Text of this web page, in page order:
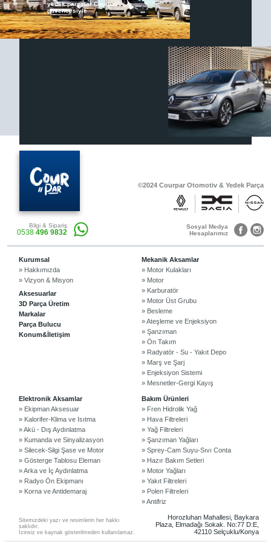
Otomobil, Suv, arazi ve ticari araçlar için
gerekli sarf malzemeler Courpar’da
3D baskı teknolojisiyle üretiyor,
müşterilerimize çözüm sunuyoruz.
©2024 Courpar Otomotiv & Yedek Parça
Renault & Dacia Araçlarınızda
Yedek Parça Çözümleri için
En Güvenilir Destek Noktası
yedek parçalar Courpar
güvencesiyle
©2024 Courpar Otomotiv & Yedek Parça
Bilgi & Sipariş
0538 496 9832
Sosyal Medya
Hesaplarımız
Sitemizdeki yazı ve resimlerin her hakkı
saklıdır.
İzinsiz ve kaynak gösterilmeden kullanılamaz.
Horozluhan Mahallesi, Baykara
Plaza, Elmadağı Sokak. No:77 D:E,
42110 Selçuklu/Konya
Kurumsal
» Hakkımızda
» Vizyon & Misyon
Aksesuarlar
3D Parça Üretim
Markalar
Parça Bulucu
Konum&İletişim
Mekanik Aksamlar
» Motor Kulakları
» Motor
» Karburatör
» Motor Üst Grubu
» Besleme
» Ateşleme ve Enjeksiyon
» Şanzıman
» Ön Takım
» Radyatör - Su - Yakıt Depo
» Marş ve Şarj
» Enjeksiyon Sistemi
» Mesnetler-Gergi Kayış
Elektronik Aksamlar
» Ekipman Aksesuar
» Kalorifer-Klima ve Isıtma
» Akü - Dış Aydınlatma
» Kumanda ve Sinyalizasyon
» Silecek-Silgi Şase ve Motor
» Gösterge Tablosu Eleman
» Arka ve İç Aydınlatma
» Radyo Ön Ekipmanı
» Korna ve Antidemaraj
Bakım Ürünleri
» Fren Hidrolik Yağ
» Hava Filtreleri
» Yağ Filtreleri
» Şanzıman Yağları
» Sprey-Cam Suyu-Sıvı Conta
» Hazır Bakım Setleri
» Motor Yağları
» Yakıt Filtreleri
» Polen Filtreleri
» Antifriz